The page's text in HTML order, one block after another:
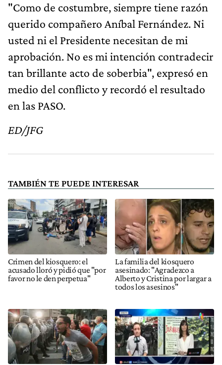
"Como de costumbre, siempre tiene razón
querido compañero Aníbal Fernández. Ni
usted ni el Presidente necesitan de mi
aprobación. No es mi intención contradecir
tan brillante acto de soberbia", expresó en
medio del conflicto y recordó el resultado
en las PASO.
ED/JFG
TAMBIÉN TE PUEDE INTERESAR
Crimen del kiosquero: el
acusado lloró y pidió que "por
favor no le den perpetua"
La familia del kiosquero
asesinado: "Agradezco a
Alberto y Cristina por largar a
todos los asesinos"